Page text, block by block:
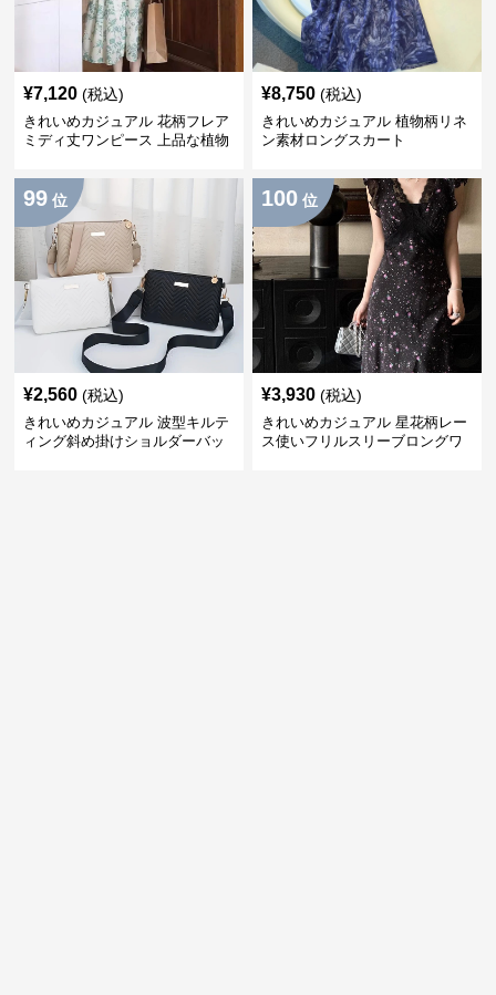
¥7,120 (税込)
きれいめカジュアル 花柄フレア
ミディ丈ワンピース 上品な植物
¥8,750 (税込)
きれいめカジュアル 植物柄リネ
ン素材ロングスカート
99 位
¥2,560 (税込)
きれいめカジュアル 波型キルテ
ィング斜め掛けショルダーバッ
100 位
¥3,930 (税込)
きれいめカジュアル 星花柄レー
ス使いフリルスリーブロングワ